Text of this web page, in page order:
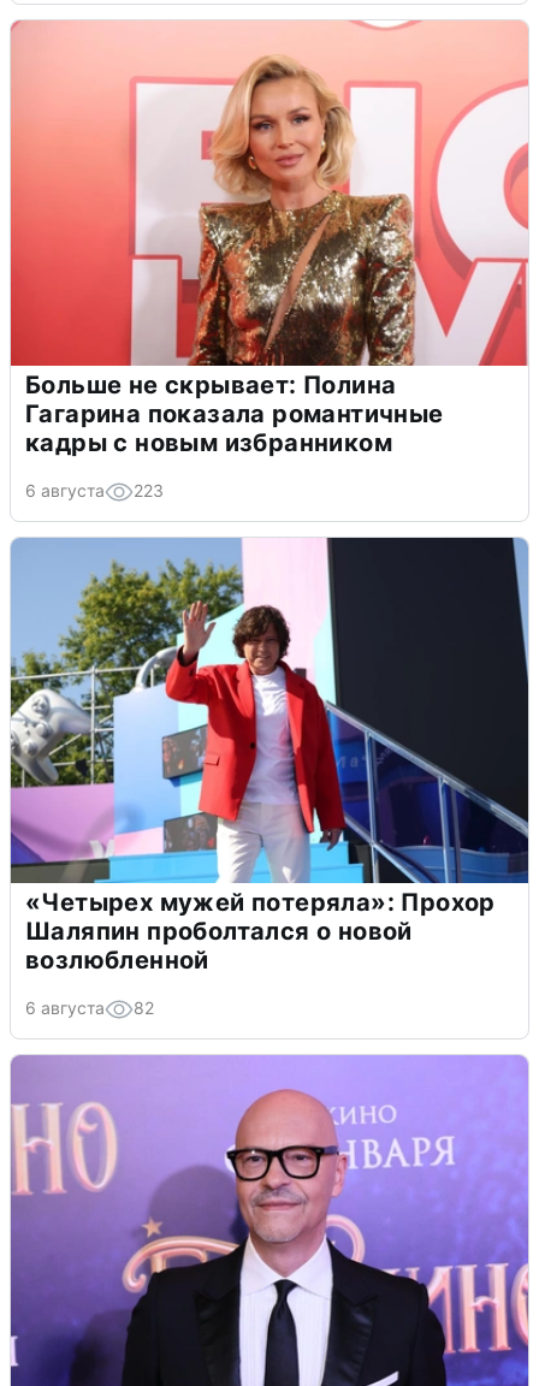
Больше не скрывает: Полина
Гагарина показала романтичные
кадры с новым избранником
6 августа 223
«Четырех мужей потеряла»: Прохор
Шаляпин проболтался о новой
возлюбленной
6 августа 82